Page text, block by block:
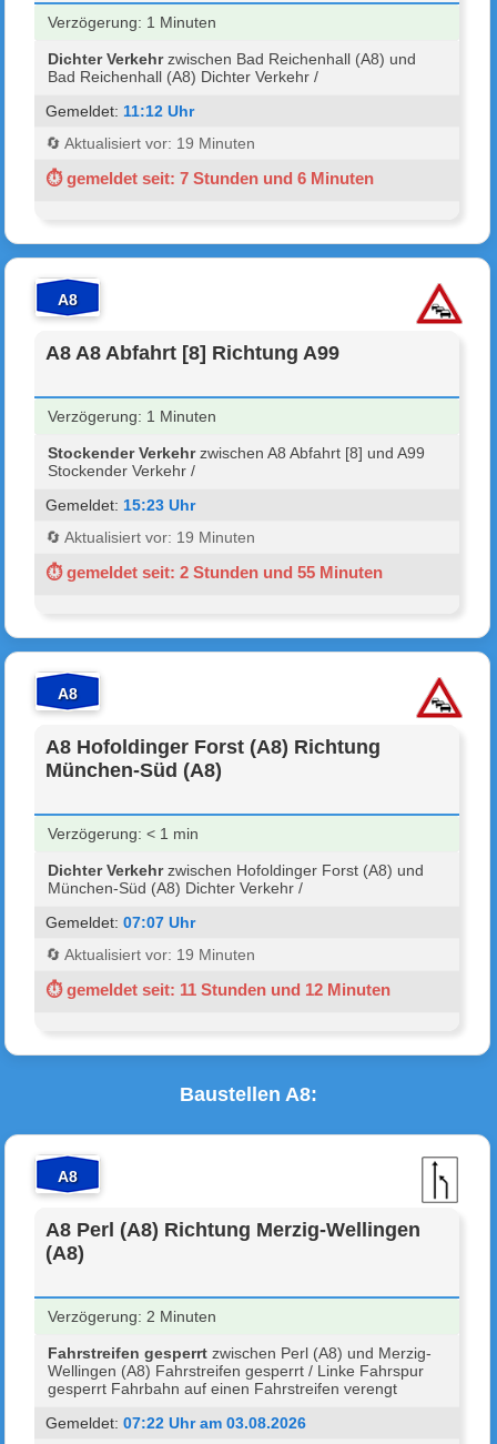
Verzögerung: 1 Minuten
Dichter Verkehrzwischen Bad Reichenhall (A8) und
Bad Reichenhall (A8) Dichter Verkehr /
Gemeldet: 11:12 Uhr
🔄 Aktualisiert vor: 19 Minuten
⏱ gemeldet seit: 7 Stunden und 6 Minuten
A8
A8 A8 Abfahrt [8] Richtung A99
Verzögerung: 1 Minuten
Stockender Verkehrzwischen A8 Abfahrt [8] und A99
Stockender Verkehr /
Gemeldet: 15:23 Uhr
🔄 Aktualisiert vor: 19 Minuten
⏱ gemeldet seit: 2 Stunden und 55 Minuten
A8
A8 Hofoldinger Forst (A8) Richtung
München-Süd (A8)
Verzögerung: < 1 min
Dichter Verkehrzwischen Hofoldinger Forst (A8) und
München-Süd (A8) Dichter Verkehr /
Gemeldet:07:07 Uhr
🔄 Aktualisiert vor: 19 Minuten
⏱ gemeldet seit: 11 Stunden und 12 Minuten
Baustellen A8:
A8
A8 Perl (A8) Richtung Merzig-Wellingen
(A8)
Verzögerung: 2 Minuten
Fahrstreifen gesperrt zwischen Perl (A8) und Merzig-
Wellingen (A8) Fahrstreifen gesperrt / Linke Fahrspur
gesperrt Fahrbahn auf einen Fahrstreifen verengt
Gemeldet:07:22 Uhr am 03.08.2026